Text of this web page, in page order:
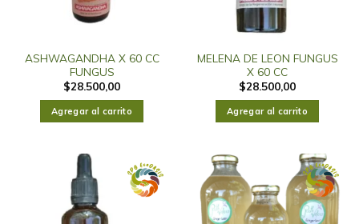
ASHWAGANDHA X 60 CC
FUNGUS
$28.500,00
Agregar al carrito
MELENA DE LEON FUNGUS
X 60 CC
$28.500,00
Agregar al carrito